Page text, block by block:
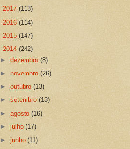
2017 (113)
2016 (114)
2015 (147)
2014 (242)
►dezembro(8)
► novembro(26)
►outubro(13)
►setembro(13)
►agosto(16)
►julho(17)
►junho(11)